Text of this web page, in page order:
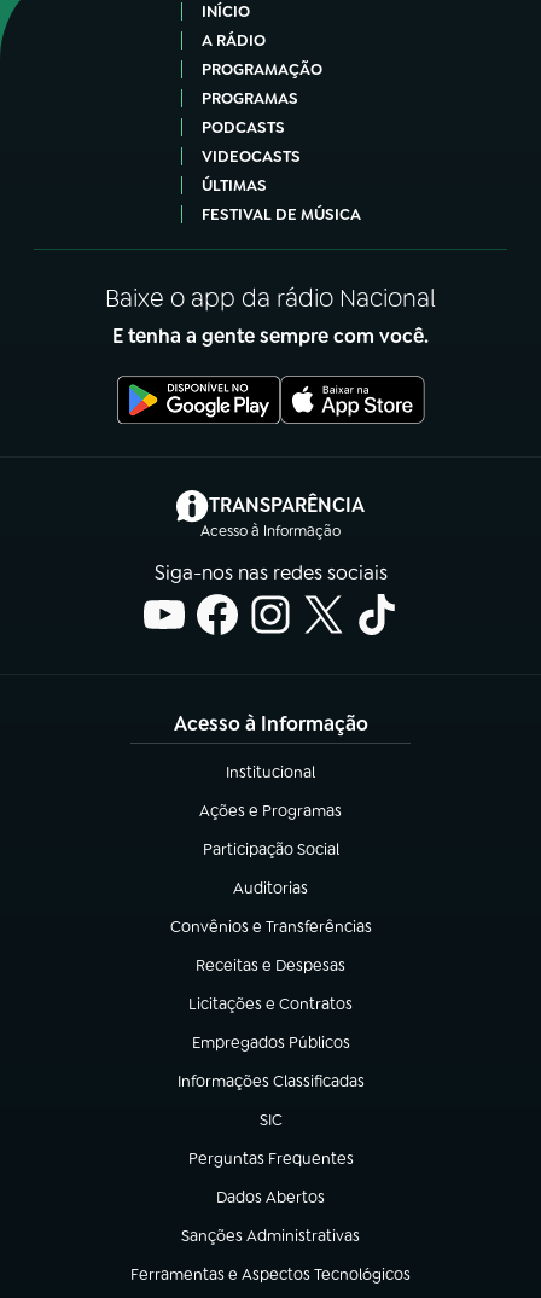
INÍCIO
A RÁDIO
PROGRAMAÇÃO
PROGRAMAS
PODCASTS
VIDEOCASTS
ÚLTIMAS
FESTIVAL DE MÚSICA
Baixe o app da rádio Nacional
E tenha a gente sempre com você.
TRANSPARÊNCIA
Acesso à Informação
(abre em nova aba)
Siga-nos nas redes sociais
Acesso à Informação
Institucional
(abre em nova aba)
Ações e Programas
(abre em nova aba)
Participação Social
(abre em nova aba)
Auditorias
(abre em nova aba)
Convênios e Transferências
(abre em nova aba)
Receitas e Despesas
(abre em nova aba)
Licitações e Contratos
(abre em nova aba)
Empregados Públicos
(abre em nova aba)
Informações Classificadas
(abre em nova aba)
SIC
(abre em nova aba)
Perguntas Frequentes
(abre em nova aba)
Dados Abertos
(abre em nova aba)
Sanções Administrativas
(abre em nova aba)
Ferramentas e Aspectos Tecnológicos
(abre em nova aba)